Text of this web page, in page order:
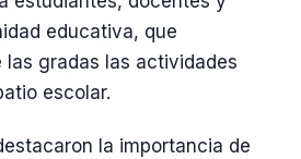
educativa, que
las gradas las actividades
escolar.
la importancia de